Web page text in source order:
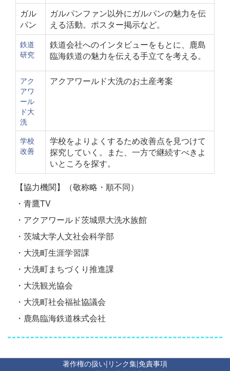
ガル
パン
ガルパンファン以外にガルパンの魅力を伝
える活動。ポスター掲示など。
鉄道
研究
鉄道会社へのインタビューをもとに、鹿島
臨海鉄道の魅力を伝える手立てを考える。
アク
アワ
ール
ド大
洗
アクアワールド大洗のお土産考案
学校
改善
学校をよりよくするため改善点を見つけて
探究していく。また、一方で継続すべきよ
いところを探す。
【協力機関】
（敬称略・順不同）
・青鷹TV
・アクアワールド茨城県大洗水族館
・茨城大学人文社会科学部
・大洗町生涯学習課
・大洗町まちづくり推進課
・大洗観光協会
・大洗町社会福祉協議会
・鹿島臨海鉄道株式会社
著作権の扱い| リンク集|免責事項